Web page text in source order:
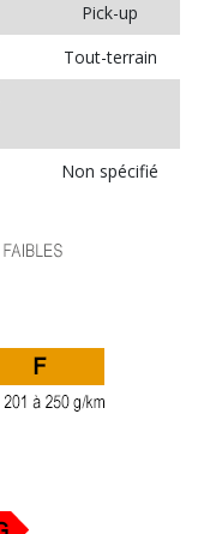
Pick-up
Tout-terrain
Non spécifié